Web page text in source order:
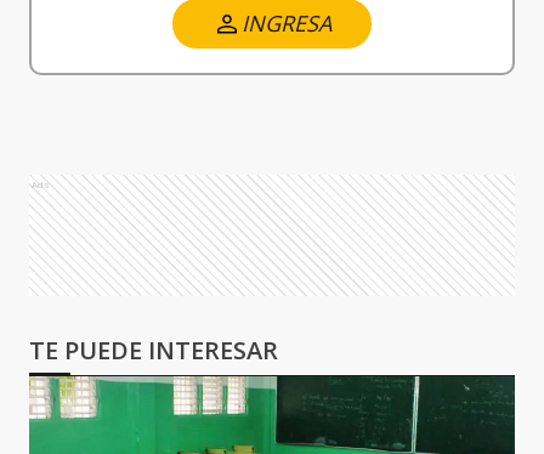
INGRESA
Ads
TE PUEDE INTERESAR